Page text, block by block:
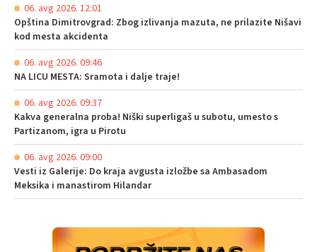
06. avg 2026. 12:01
Opština Dimitrovgrad: Zbog izlivanja mazuta, ne prilazite Nišavi
kod mesta akcidenta
06. avg 2026. 09:46
NA LICU MESTA: Sramota i dalje traje!
06. avg 2026. 09:37
Kakva generalna proba! Niški superligaš u subotu, umesto s
Partizanom, igra u Pirotu
06. avg 2026. 09:00
Vesti iz Galerije: Do kraja avgusta izložbe sa Ambasadom
Meksika i manastirom Hilandar